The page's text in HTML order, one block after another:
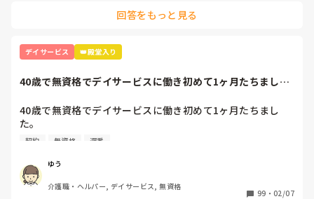
しかし個浴も機械浴も見たこともないし、教えて貰ってもな
だけ受け、1人でやらなければいけない感じです。
全介の人の移乗もまだ1人でできないのに、そんな方の入浴
出来ないと訴えましたが、移乗の時だけ助けを呼べばいい
未経験で入って、もっと指導をしてもらえると思ってました
が、どこでもそんなものですか？
初めて介護につき、仕事は楽しいと思ったのですが、自信な
す。
う
回答をもっと見る
デイサービス 👑殿堂入り
40歳で無資格でデイサービスに働き初めて1ヶ月たちまし
40歳で無資格でデイサービスに働き初めて1ヶ月たちまし
た。
応募内容は1日4時間～週3勤務でした。
たのでレクが中心になる午後から勤務が向いているかな？と
所長さんに言われ午後からの勤務に決まりました。
ですが、いざ働き始めたら私のような少ない時間での勤務さ
契約 無資格 遅番
ゆう
介護職・ヘルパー, デイサービス, 無資格
99 ・ 02/07